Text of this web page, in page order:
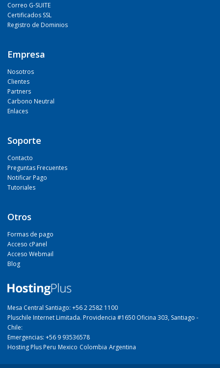
Correo G-SUITE
Certificados SSL
Registro de Dominios
Empresa
Nosotros
Clientes
Partners
Carbono Neutral
Enlaces
Soporte
Contacto
Preguntas Frecuentes
Notificar Pago
Tutoriales
Otros
Formas de pago
Acceso cPanel
Acceso Webmail
Blog
Mesa Central Santiago: +56 2 2582 1100
Pluschile Internet Limitada. Providencia #1650 Oficina 303, Santiago -
Chile:
Emergencias: +56 9 93536578
Hosting Plus Peru Mexico Colombia Argentina